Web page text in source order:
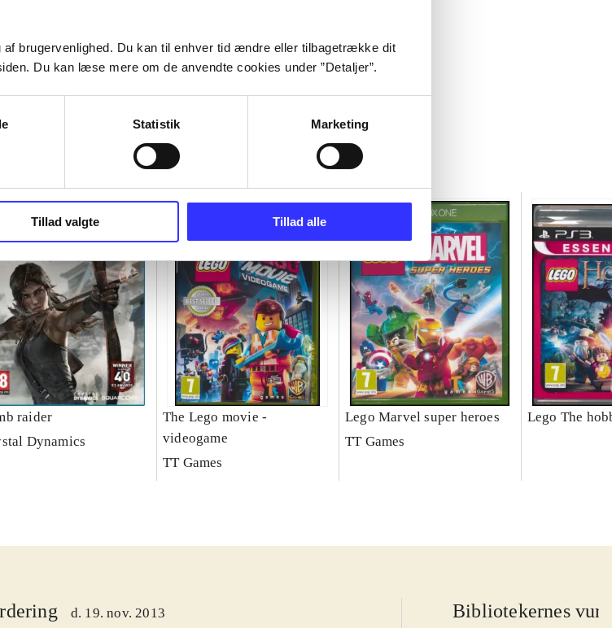
brugervenlighed. Du kan til enhver tid ændre eller tilbagetrække dit
Du kan læse mere om de anvendte cookies under ”Detaljer”.
Statistik Marketing
Tillad valgte Tillad alle
raider
Dynamics
The Lego movie -
videogame
TT Games
Lego Marvel super heroes
TT Games
Lego The
d. 19. nov. 2013 Bibliotekernes